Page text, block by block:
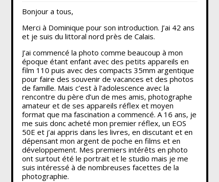
Bonjour a tous,
Merci à Dominique pour son introduction. J’ai 42 ans
et je suis du littoral nord près de Calais.
J’ai commencé la photo comme beaucoup à mon
époque étant enfant avec des petits appareils en
film 110 puis avec des compacts 35mm argentique
pour faire des souvenir de vacances et des photos
de famille. Mais c’est à l’adolescence avec la
rencontre du père d’un de mes amis, photographe
amateur et de ses appareils réflex et moyen
format que ma fascination a commencé. A 16 ans, je
me suis donc acheté mon premier réflex, un EOS
50E et j’ai appris dans les livres, en discutant et en
dépensant mon argent de poche en films et en
développement. Mes premiers intérêts en photo
ont surtout été le portrait et le studio mais je me
suis intéressé à de nombreuses facettes de la
photographie.